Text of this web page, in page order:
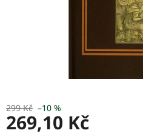
299 Kč –10 %
269,10 Kč